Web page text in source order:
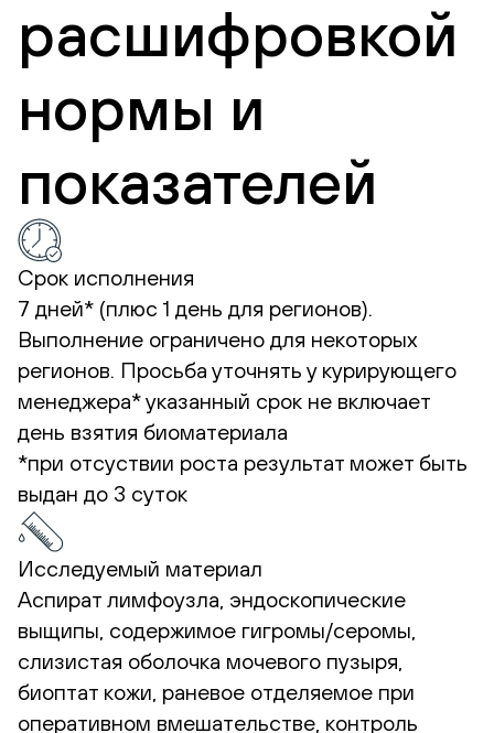
расшифровкой
нормы и
показателей
Срок исполнения
7 дней* (плюс 1 день для регионов).
Выполнение ограничено для некоторых
регионов. Просьба уточнять у курирующего
менеджера*указанный срок не включает
день взятия биоматериала
*при отсуствии роста результат может быть
выдан до 3 суток
Исследуемый материал
Аспират лимфоузла, эндоскопические
выщипы, содержимое гигромы/серомы,
слизистая оболочка мочевого пузыря,
биоптат кожи, раневое отделяемое при
оперативном вмешательстве, контроль